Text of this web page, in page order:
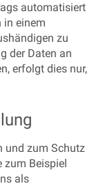
automatisiert
in einem
zu
der Daten an
erfolgt dies nur,
und zum Schutz
zum Beispiel
als